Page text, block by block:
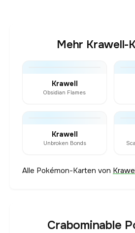
Mehr Krawell-
Krawell
Obsidian Flames
Krawell
Unbroken Bonds
Alle Pokémon-Karten von
Crabominable